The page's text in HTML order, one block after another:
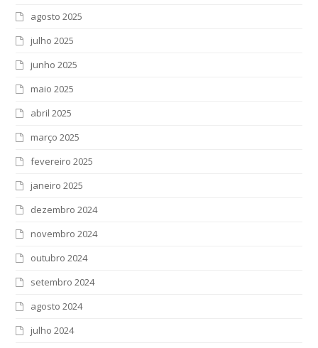
agosto 2025
julho 2025
junho 2025
maio 2025
abril 2025
março 2025
fevereiro 2025
janeiro 2025
dezembro 2024
novembro 2024
outubro 2024
setembro 2024
agosto 2024
julho 2024